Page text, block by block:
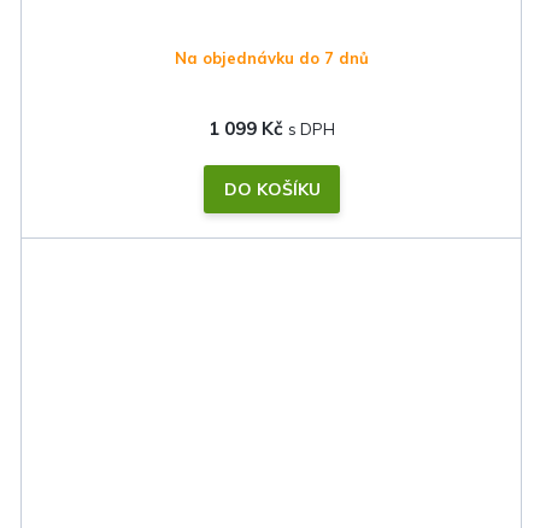
Na objednávku do 7 dnů
1 099 Kč
DO KOŠÍKU